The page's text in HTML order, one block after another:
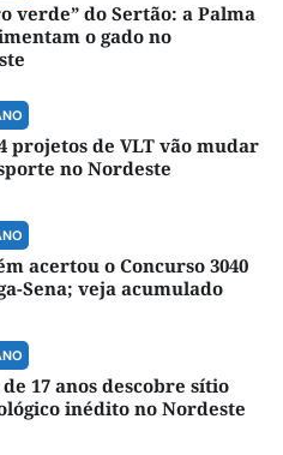
verde” do Sertão: a Palma
o gado no
projetos de VLT vão mudar
no Nordeste
acertou o Concurso 3040
Sena; veja acumulado
17 anos descobre sítio
inédito no Nordeste